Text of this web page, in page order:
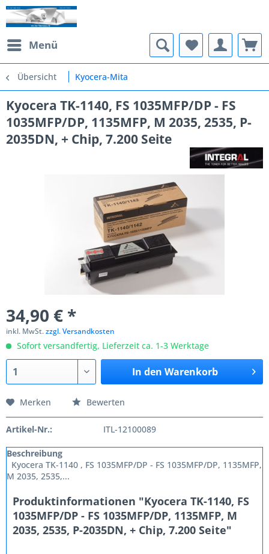
Menü
Übersicht Kyocera-Mita
Kyocera TK-1140, FS 1035MFP/DP - FS
1035MFP/DP, 1135MFP, M 2035, 2535, P-
2035DN, + Chip, 7.200 Seite
34,90 € *
inkl. MwSt.zzgl. Versandkosten
Sofort versandfertig, Lieferzeit ca. 1-3 Werktage
In den Warenkorb
Merken Bewerten
Artikel-Nr.: ITL-12100089
Beschreibung
Kyocera TK-1140 , FS 1035MFP/DP - FS 1035MFP/DP, 1135MFP,
M 2035, 2535,...
Produktinformationen "Kyocera TK-1140, FS
1035MFP/DP - FS 1035MFP/DP, 1135MFP, M
2035, 2535, P-2035DN, + Chip, 7.200 Seite"